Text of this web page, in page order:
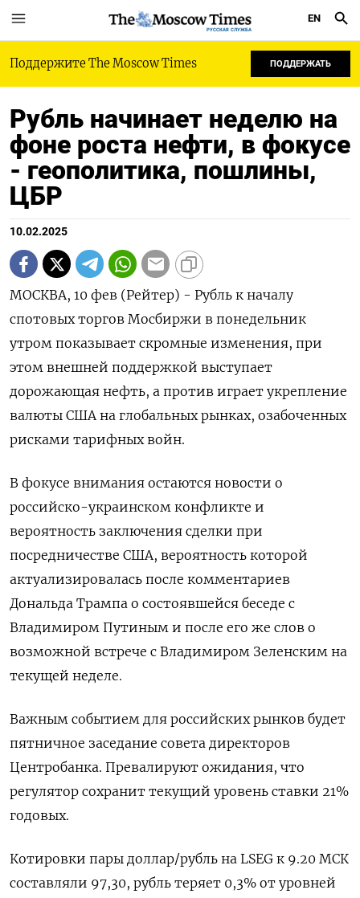
РУССКАЯ СЛУЖБА
EN
Поддержите The Moscow Times ПОДДЕРЖАТЬ
Рубль начинает неделю на
фоне роста нефти, в фокусе
- геополитика, пошлины,
ЦБР
10.02.2025
МОСКВА, 10 фев (Рейтер) - Рубль к началу
спотовых торгов Мосбиржи в понедельник
утром показывает скромные изменения, при
этом внешней поддержкой выступает
дорожающая нефть, а против играет укрепление
валюты США на глобальных рынках, озабоченных
рисками тарифных войн.
В фокусе внимания остаются новости о
российско-украинском конфликте и
вероятность заключения сделки при
посредничестве США, вероятность которой
актуализировалась после комментариев
Дональда Трампа о состоявшейся беседе с
Владимиром Путиным и после его же слов о
возможной встрече с Владимиром Зеленским на
текущей неделе.
Важным событием для российских рынков будет
пятничное заседание совета директоров
Центробанка. Превалируют ожидания, что
регулятор сохранит текущий уровень ставки 21%
годовых.
Котировки пары доллар/рубль на LSEG к 9.20 МСК
составляли 97,30, рубль теряет 0,3% от уровней